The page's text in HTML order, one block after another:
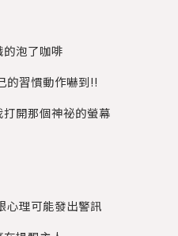
泡了咖啡
的習慣動作嚇到!!
開那個神祕的螢幕
心理可能發出警訊